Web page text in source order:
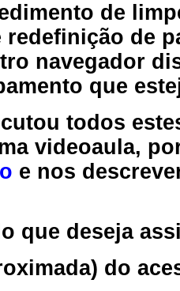
de
redefinição de
navegador
que
todos
videoaula,
e nos
que deseja
do